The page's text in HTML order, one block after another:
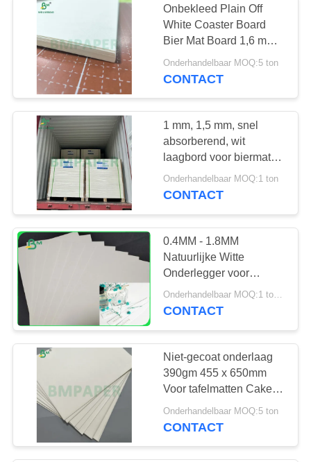
Onbekleed Plain Off
White Coaster Board
Bier Mat Board 1,6 mm
1,8 mm
Onderhandelbaar MOQ:5 ton
CONTACT
1 mm, 1,5 mm, snel
absorberend, wit
laagbord voor biermat
800 x 1200 mm
Onderhandelbaar MOQ:1 ton
CONTACT
0.4MM - 1.8MM
Natuurlijke Witte
Onderlegger voor
glazenraad voor Parfum
het Testen Document
Onderhandelbaar MOQ:1 ton voor gemeenschappelijke grootte & 10 ton voor speciale grootte
CONTACT
Niet-gecoat onderlaag
390gm 455 x 650mm
Voor tafelmatten Cake
Bases
Onderhandelbaar MOQ:5 ton
CONTACT